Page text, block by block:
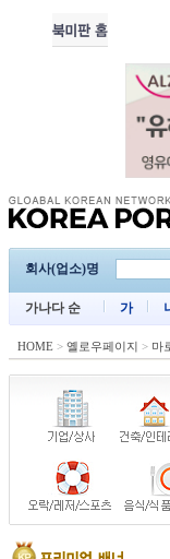
회사(업소)명
가나다 순 가
HOME > 옐로우페이지 > 마